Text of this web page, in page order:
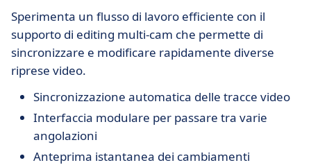
Sperimenta un flusso di lavoro efficiente con il
supporto di editing multi-cam che permette di
sincronizzare e modificare rapidamente diverse
riprese video.
Sincronizzazione automatica delle tracce video
Interfaccia modulare per passare tra varie
angolazioni
Anteprima istantanea dei cambiamenti